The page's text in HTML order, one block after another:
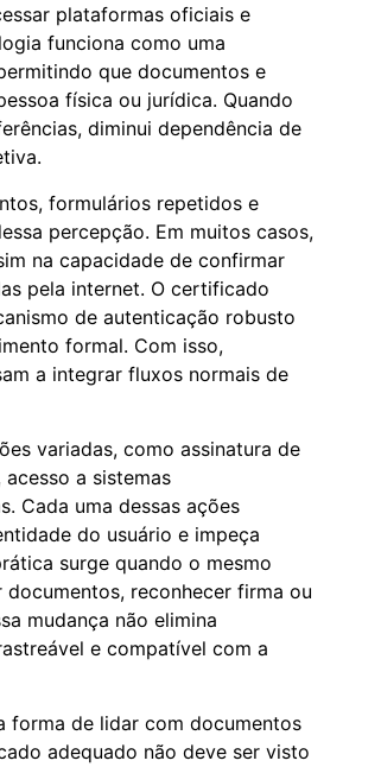
plataformas oficiais e
funciona como uma
que documentos e
física ou jurídica. Quando
diminui dependência de
formulários repetidos e
percepção. Em muitos casos,
na capacidade de confirmar
pela internet. O certificado
de autenticação robusto
formal. Com isso,
a integrar fluxos normais de
variadas, como assinatura de
a sistemas
Cada uma dessas ações
do usuário e impeça
surge quando o mesmo
reconhecer firma ou
mudança não elimina
e compatível com a
forma de lidar com documentos
adequado não deve ser visto